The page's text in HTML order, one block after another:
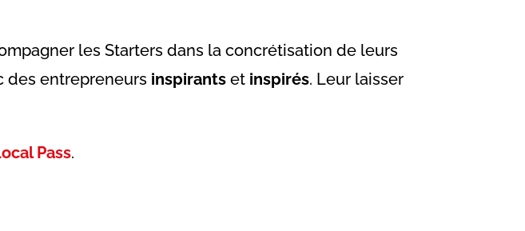
les Starters dans la concrétisation de leurs
des entrepreneurs inspirants et inspirés. Leur laisser
Pass.